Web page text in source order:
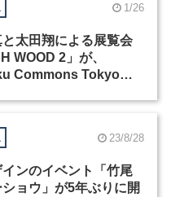
1/26
太田翔による展覧会
WOOD 2」が、
Commons Tokyoに
23/8/28
ンのイベント「竹尾
ョウ」が5年ぶりに開